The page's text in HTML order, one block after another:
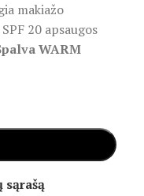
makiažo
20 apsaugos
WARM